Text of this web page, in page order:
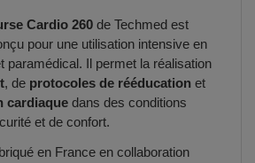
Cardio 260 de Techmed est
pour une utilisation intensive en
paramédical. Il permet la réalisation
, de protocoles de rééducation et
cardiaque dans des conditions
et de confort.
en France en collaboration